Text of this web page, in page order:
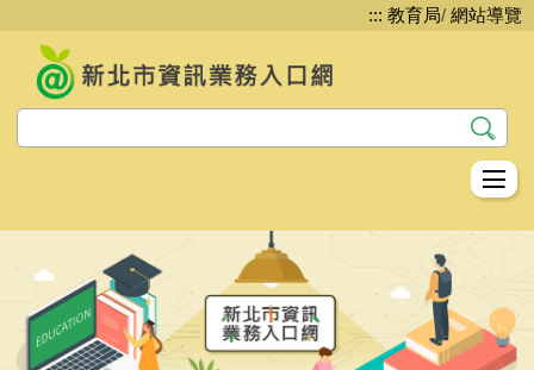
容
::: 教育局/ 網站導覽
資訊安全
網路管理